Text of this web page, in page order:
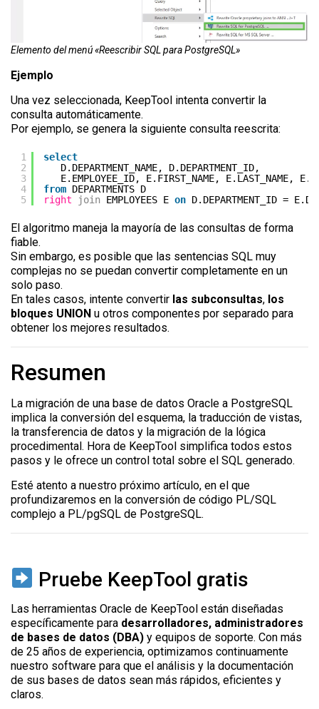
Elemento del menú «Reescribir SQL para PostgreSQL»
Ejemplo
Una vez seleccionada, KeepTool intenta convertir la
consulta automáticamente.
Por ejemplo, se genera la siguiente consulta reescrita:
1
2
3
4
5
select
D.DEPARTMENT_NAME, D.DEPARTMENT_ID,
E.EMPLOYEE_ID, E.FIRST_NAME, E.LAST_NAME,
from DEPARTMENTS D
right
join EMPLOYEES E on D.DEPARTMENT_ID =
El algoritmo maneja la mayoría de las consultas de forma
fiable.
Sin embargo, es posible que las sentencias SQL muy
complejas no se puedan convertir completamente en un
solo paso.
En tales casos, intente convertir las subconsultas, los
bloques UNION u otros componentes por separado para
obtener los mejores resultados.
Resumen
La migración de una base de datos Oracle a PostgreSQL
implica la conversión del esquema, la traducción de vistas,
la transferencia de datos y la migración de la lógica
procedimental. Hora de KeepTool simplifica todos estos
pasos y le ofrece un control total sobre el SQL generado.
Esté atento a nuestro próximo artículo, en el que
profundizaremos en la conversión de código PL/SQL
complejo a PL/pgSQL de PostgreSQL.
Pruebe KeepTool gratis
Las herramientas Oracle de KeepTool están diseñadas
específicamente para desarrolladores, administradores
de bases de datos (DBA) y equipos de soporte. Con más
de 25 años de experiencia, optimizamos continuamente
nuestro software para que el análisis y la documentación
de sus bases de datos sean más rápidos, eficientes y
claros.